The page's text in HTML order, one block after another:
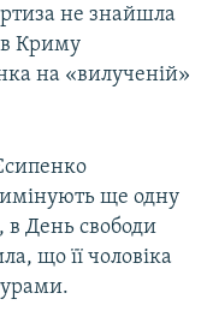
не знайшла
в Криму
на «вилученій»
ще одну
в День свободи
що її чоловіка